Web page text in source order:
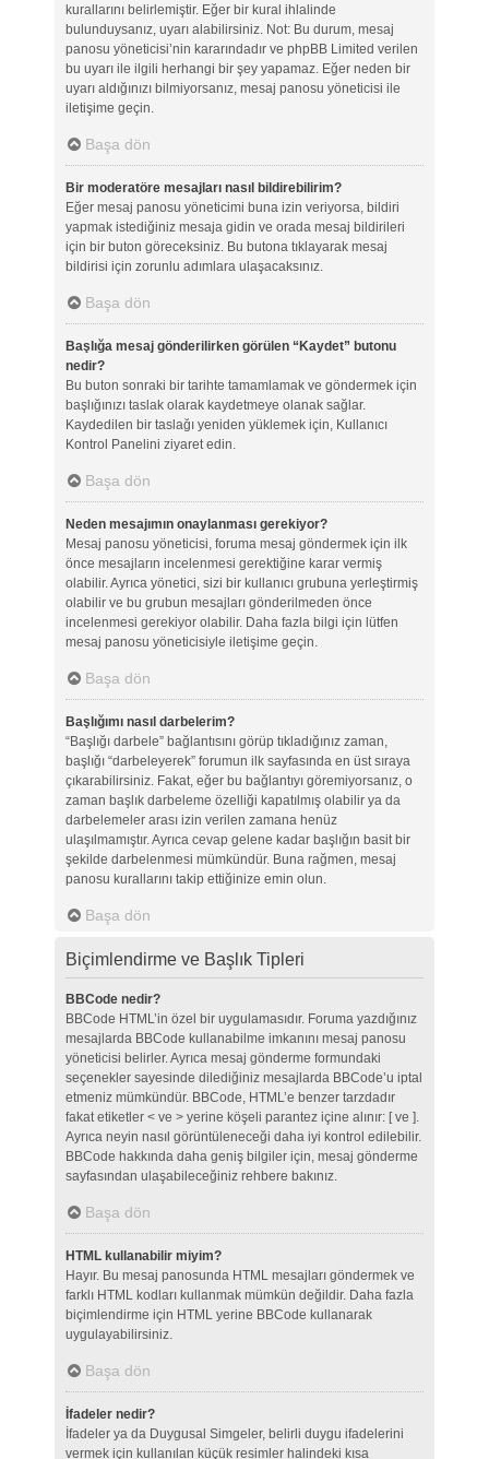
kurallarını belirlemiştir. Eğer bir kural ihlalinde
bulunduysanız, uyarı alabilirsiniz. Not: Bu durum, mesaj
panosu yöneticisi’nin kararındadır ve phpBB Limited verilen
bu uyarı ile ilgili herhangi bir şey yapamaz. Eğer neden bir
uyarı aldığınızı bilmiyorsanız, mesaj panosu yöneticisi ile
iletişime geçin.
Başa dön
Bir moderatöre mesajları nasıl bildirebilirim?
Eğer mesaj panosu yöneticimi buna izin veriyorsa, bildiri
yapmak istediğiniz mesaja gidin ve orada mesaj bildirileri
için bir buton göreceksiniz. Bu butona tıklayarak mesaj
bildirisi için zorunlu adımlara ulaşacaksınız.
Başa dön
Başlığa mesaj gönderilirken görülen “Kaydet” butonu
nedir?
Bu buton sonraki bir tarihte tamamlamak ve göndermek için
başlığınızı taslak olarak kaydetmeye olanak sağlar.
Kaydedilen bir taslağı yeniden yüklemek için, Kullanıcı
Kontrol Panelini ziyaret edin.
Başa dön
Neden mesajımın onaylanması gerekiyor?
Mesaj panosu yöneticisi, foruma mesaj göndermek için ilk
önce mesajların incelenmesi gerektiğine karar vermiş
olabilir. Ayrıca yönetici, sizi bir kullanıcı grubuna yerleştirmiş
olabilir ve bu grubun mesajları gönderilmeden önce
incelenmesi gerekiyor olabilir. Daha fazla bilgi için lütfen
mesaj panosu yöneticisiyle iletişime geçin.
Başa dön
Başlığımı nasıl darbelerim?
“Başlığı darbele” bağlantısını görüp tıkladığınız zaman,
başlığı “darbeleyerek” forumun ilk sayfasında en üst sıraya
çıkarabilirsiniz. Fakat, eğer bu bağlantıyı göremiyorsanız, o
zaman başlık darbeleme özelliği kapatılmış olabilir ya da
darbelemeler arası izin verilen zamana henüz
ulaşılmamıştır. Ayrıca cevap gelene kadar başlığın basit bir
şekilde darbelenmesi mümkündür. Buna rağmen, mesaj
panosu kurallarını takip ettiğinize emin olun.
Başa dön
Biçimlendirme ve Başlık Tipleri
BBCode nedir?
BBCode HTML’in özel bir uygulamasıdır. Foruma yazdığınız
mesajlarda BBCode kullanabilme imkanını mesaj panosu
yöneticisi belirler. Ayrıca mesaj gönderme formundaki
seçenekler sayesinde dilediğiniz mesajlarda BBCode’u iptal
etmeniz mümkündür. BBCode, HTML’e benzer tarzdadır
fakat etiketler < ve > yerine köşeli parantez içine alınır: [ ve ].
Ayrıca neyin nasıl görüntüleneceği daha iyi kontrol edilebilir.
BBCode hakkında daha geniş bilgiler için, mesaj gönderme
sayfasından ulaşabileceğiniz rehbere bakınız.
Başa dön
HTML kullanabilir miyim?
Hayır. Bu mesaj panosunda HTML mesajları göndermek ve
farklı HTML kodları kullanmak mümkün değildir. Daha fazla
biçimlendirme için HTML yerine BBCode kullanarak
uygulayabilirsiniz.
Başa dön
İfadeler nedir?
İfadeler ya da Duygusal Simgeler, belirli duygu ifadelerini
vermek için kullanılan küçük resimler halindeki kısa